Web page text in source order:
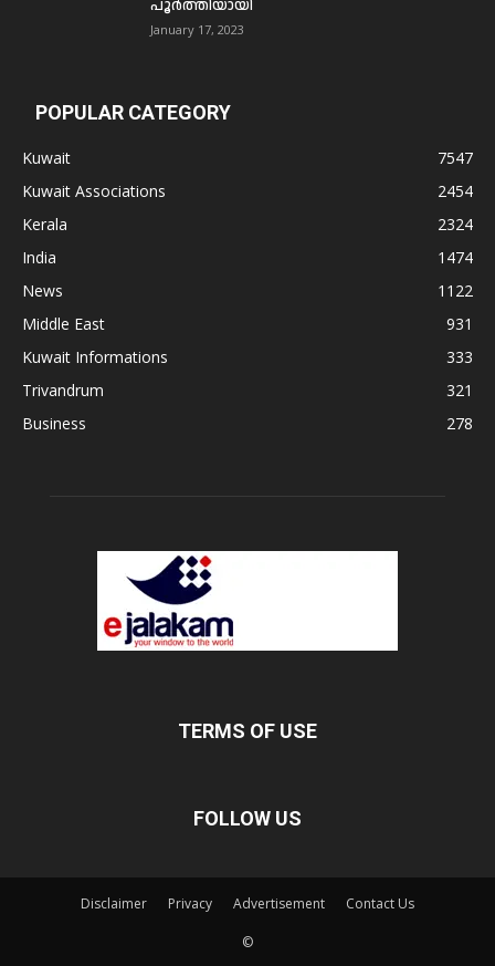
പൂര്‍ത്തിയായി
January 17, 2023
POPULAR CATEGORY
Kuwait
7547
Kuwait Associations
2454
Kerala
2324
India
1474
News
1122
Middle East
931
Kuwait Informations
333
Trivandrum
321
Business
278
TERMS OF USE
FOLLOW US
Disclaimer Privacy Advertisement Contact Us
©